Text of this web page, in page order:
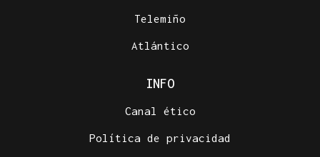
Telemiño
Atlántico
INFO
Canal ético
Política de privacidad